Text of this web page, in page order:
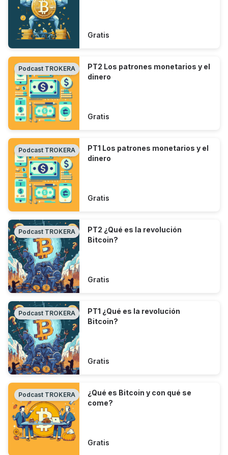
Gratis
Podcast TROKERA
PT2 Los patrones monetarios y el
dinero
Gratis
Podcast TROKERA
PT1 Los patrones monetarios y el
dinero
Gratis
Podcast TROKERA
PT2 ¿Qué es la revolución
Bitcoin?
Gratis
Podcast TROKERA
PT1 ¿Qué es la revolución
Bitcoin?
Gratis
Podcast TROKERA
¿Qué es Bitcoin y con qué se
come?
Gratis